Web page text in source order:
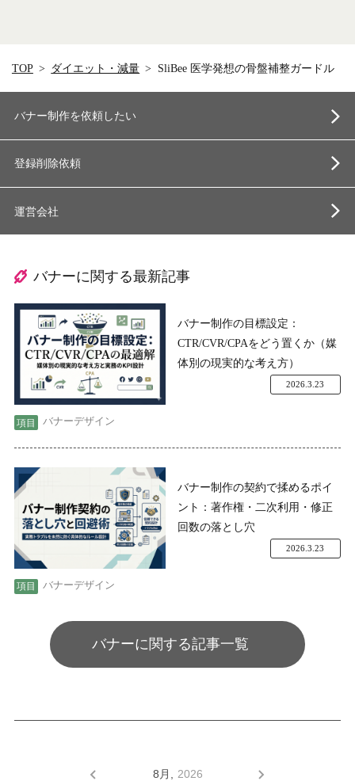
TOP ダイエット・減量 SliBee 医学発想の骨盤補整ガードル
バナー制作を依頼したい
登録削除依頼
運営会社
バナーに関する最新記事
バナー制作の目標設定：
CTR/CVR/CPAをどう置くか（媒
体別の現実的な考え方）
バナーデザイン
2026.3.23
バナー制作の契約で揉めるポイ
ント：著作権・二次利用・修正
回数の落とし穴
バナーデザイン
2026.3.23
バナーに関する記事一覧
8月, 2026